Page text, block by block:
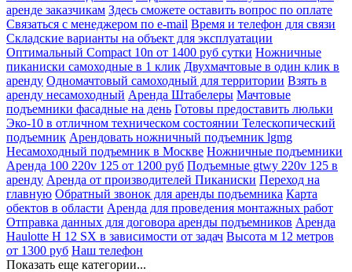
аренде заказчикам Здесь сможете оставить вопрос по оплате
Связаться с менеджером по e-mail Время и телефон для связи
Складские варианты на объект для эксплуатации
Оптимальный Compact 10n от 1400 руб сутки Ножничные
пиканиски самоходные в 1 клик Двухмачтовые в один клик в
аренду Одномачтовый самоходный для территории Взять в
аренду несамоходный Аренда Штабелеры Мачтовые
подъемники фасадные на день Готовы предоставить люльки
Эко-10 в отличном техническом состоянии Телескопический
подъемник Арендовать ножничный подъемник lgmg
Несамоходный подъемник в Москве Ножничные подъемники
Аренда 100 220v 125 от 1200 руб Подъемные gtwy 220v 125 в
аренду Аренда от производителей Пиканиски Переход на
главную Обратный звонок для аренды подъемника Карта
обектов в области Аренда для проведения монтажных работ
Отправка данных для договора аренды подъемников Аренда
Haulotte Н 12 SX в зависимости от задач Высота м 12 метров
от 1300 руб Наш телефон
Показать еще категории...